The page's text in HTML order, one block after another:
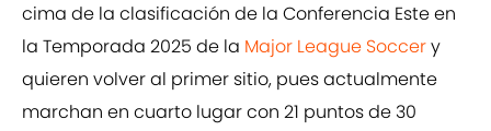
cima de la clasificación de la Conferencia Este en
la Temporada 2025 de la Major League Soccery
quieren volver al primer sitio, pues actualmente
marchan en cuarto lugar con 21 puntos de 30